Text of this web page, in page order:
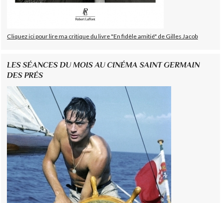
Cliquez ici pour lire ma critique du livre "En fidèle amitié" de Gilles Jacob
LES SÉANCES DU MOIS AU CINÉMA SAINT GERMAIN
DES PRÉS